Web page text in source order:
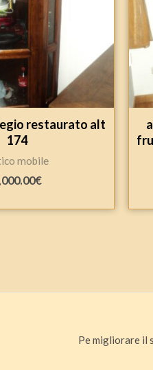
restaurato alt
174
mobile
€
Pe migliorare il